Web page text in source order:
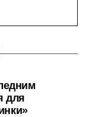
для